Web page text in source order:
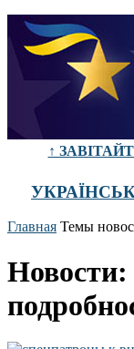
↑
Главная Темы